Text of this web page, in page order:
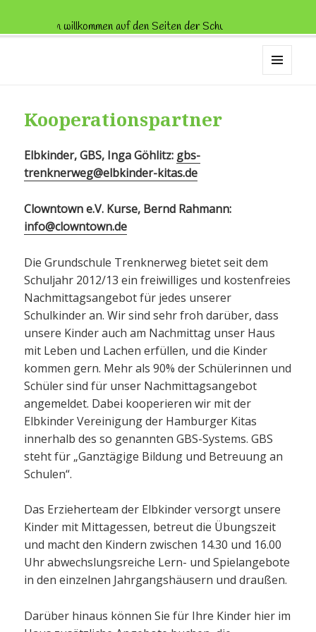
Kooperationspartner
Elbkinder, GBS, Inga Göhlitz: gbs-
trenknerweg@elbkinder-kitas.de
Clowntown e.V. Kurse, Bernd Rahmann:
info@clowntown.de
Die Grundschule Trenknerweg bietet seit dem
Schuljahr 2012/13 ein freiwilliges und kostenfreies
Nachmittagsangebot für jedes unserer
Schulkinder an. Wir sind sehr froh darüber, dass
unsere Kinder auch am Nachmittag unser Haus
mit Leben und Lachen erfüllen, und die Kinder
kommen gern. Mehr als 90% der Schülerinnen und
Schüler sind für unser Nachmittagsangebot
angemeldet. Dabei kooperieren wir mit der
Elbkinder Vereinigung der Hamburger Kitas
innerhalb des so genannten GBS-Systems. GBS
steht für „Ganztägige Bildung und Betreuung an
Schulen“.
Das Erzieherteam der Elbkinder versorgt unsere
Kinder mit Mittagessen, betreut die Übungszeit
und macht den Kindern zwischen 14.30 und 16.00
Uhr abwechslungsreiche Lern- und Spielangebote
in den einzelnen Jahrgangshäusern und draußen.
Darüber hinaus können Sie für Ihre Kinder hier im
Herzlich willkommen auf den Seiten der Schule Trenknerweg!